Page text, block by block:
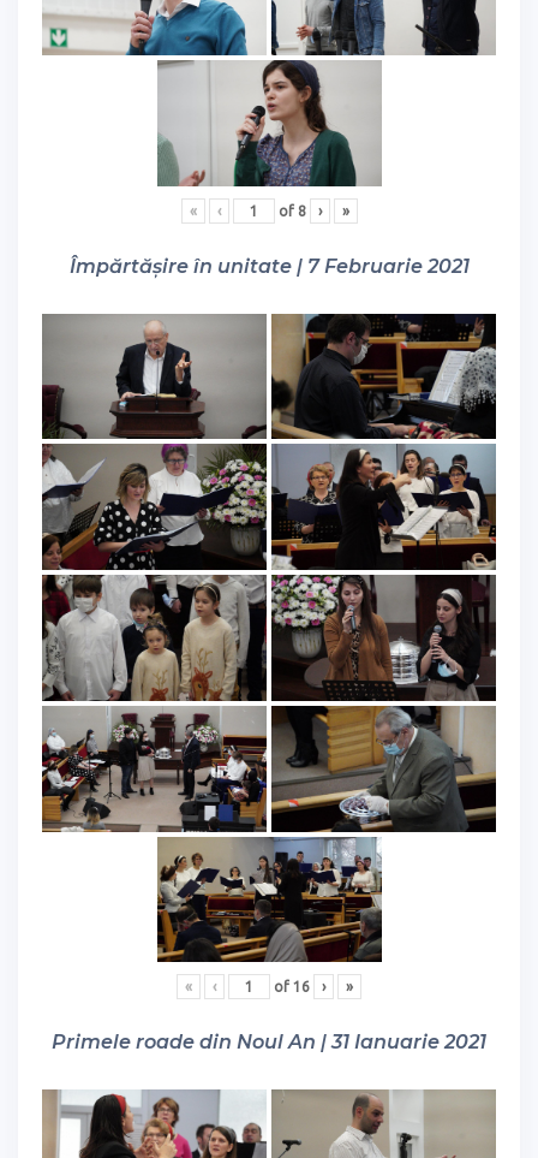
« ‹ of 8 › »
Împărtășire în unitate | 7 Februarie 2021
« ‹ of 16 › »
Primele roade din Noul An | 31 Ianuarie 2021